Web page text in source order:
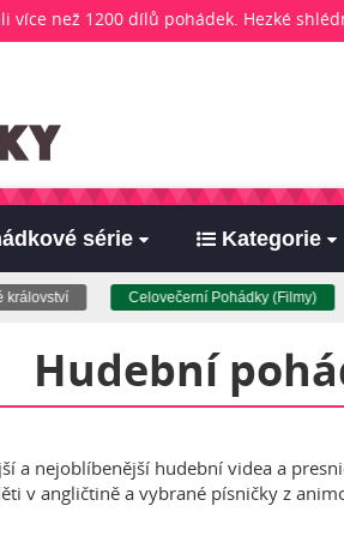
více než 1200 dílů pohádek. Hezké
série Kategorie
Celovečerní Pohádky (Filmy)
Hudební
a nejoblíbenější hudební videa a
v angličtině a vybrané písničky z